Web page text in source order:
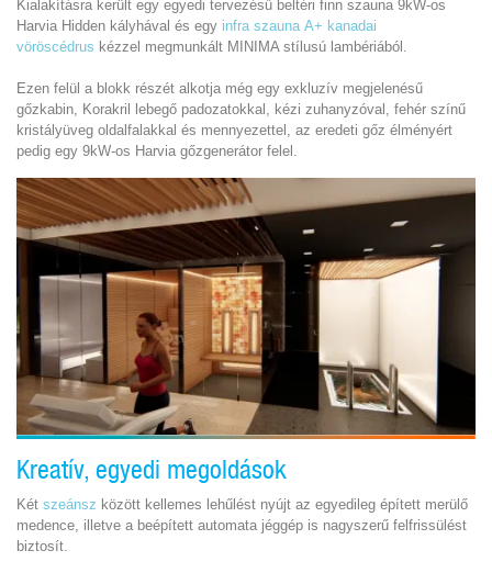
Kialakításra került egy egyedi tervezésű beltéri finn szauna 9kW-os
Harvia Hidden kályhával és egy infra szauna A+ kanadai
vöröscédrus kézzel megmunkált MINIMA stílusú lambériából.
Ezen felül a blokk részét alkotja még egy exkluzív megjelenésű
gőzkabin, Korakril lebegő padozatokkal, kézi zuhanyzóval, fehér színű
kristályüveg oldalfalakkal és mennyezettel, az eredeti gőz élményért
pedig egy 9kW-os Harvia gőzgenerátor felel.
Kreatív, egyedi megoldások
Két szeánsz között kellemes lehűlést nyújt az egyedileg épített merülő
medence, illetve a beépített automata jéggép is nagyszerű felfrissülést
biztosít.